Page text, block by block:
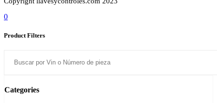
0
Product Filters
Categories